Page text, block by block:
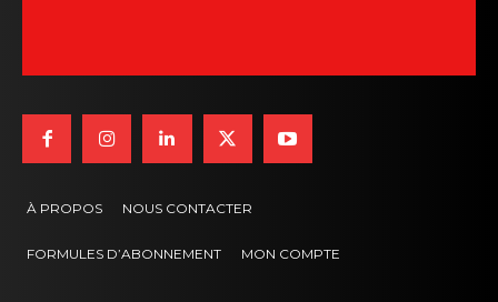
À PROPOS NOUS CONTACTER
FORMULES D’ABONNEMENT MON COMPTE